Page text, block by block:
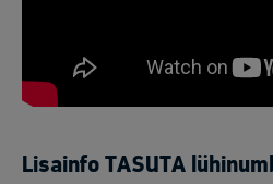
Lisainfo TASUTA